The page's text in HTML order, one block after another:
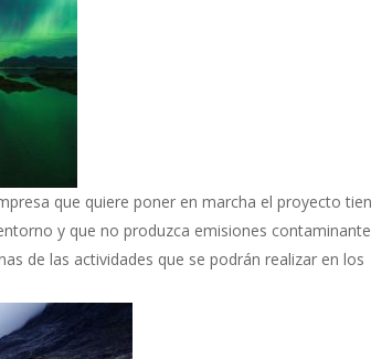
que quiere poner en marcha el proyecto
y que no produzca emisiones
de las actividades que se podrán realizar en los